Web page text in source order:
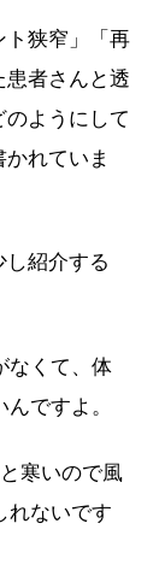
ト狭窄」「再
患者さんと透
ようにして
れていま
紹介する
なくて、体
ですよ。
寒いので風
れないです